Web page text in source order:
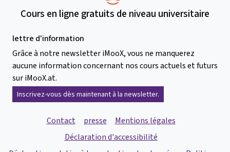
Cours en ligne gratuits de niveau universitaire
lettre d'information
Grâce à notre newsletter iMooX, vous ne manquerez
aucune information concernant nos cours actuels et futurs
sur iMooX.at.
Inscrivez-vous dès maintenant à la newsletter.
Contact presse
Mentions légales
Déclaration d'accessibilité